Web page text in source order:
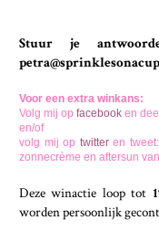
Stuur je
Voor een extra winkans:
Volg mij op facebook en
en/of
volg mij op twitteren
zonnecrème en aftersun
Deze winactie loop tot
worden persoonlijk